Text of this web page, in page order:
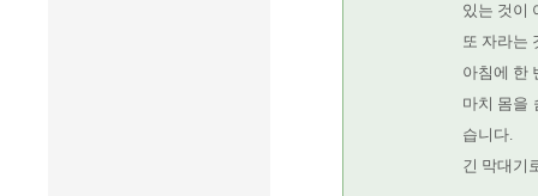
있는 것이
또 자라는
아침에 한
마치 몸을
습니다.
긴 막대기